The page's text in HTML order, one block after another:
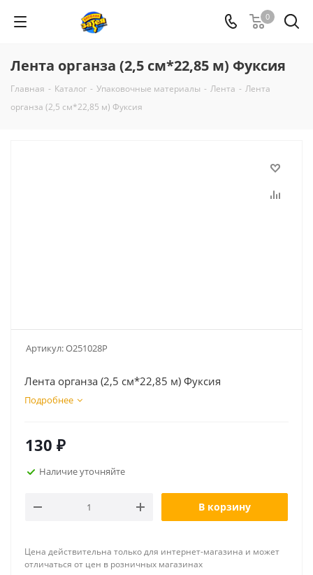
0
Лента органза (2,5 см*22,85 м) Фуксия
Главная - Каталог - Упаковочные материалы - Лента - Лента
органза (2,5 см*22,85 м) Фуксия
Артикул:O251028P
Лента органза (2,5 см*22,85 м) Фуксия
Подробнее
130 ₽
Наличие уточняйте
В корзину
Цена действительна только для интернет-магазина и может
отличаться от цен в розничных магазинах